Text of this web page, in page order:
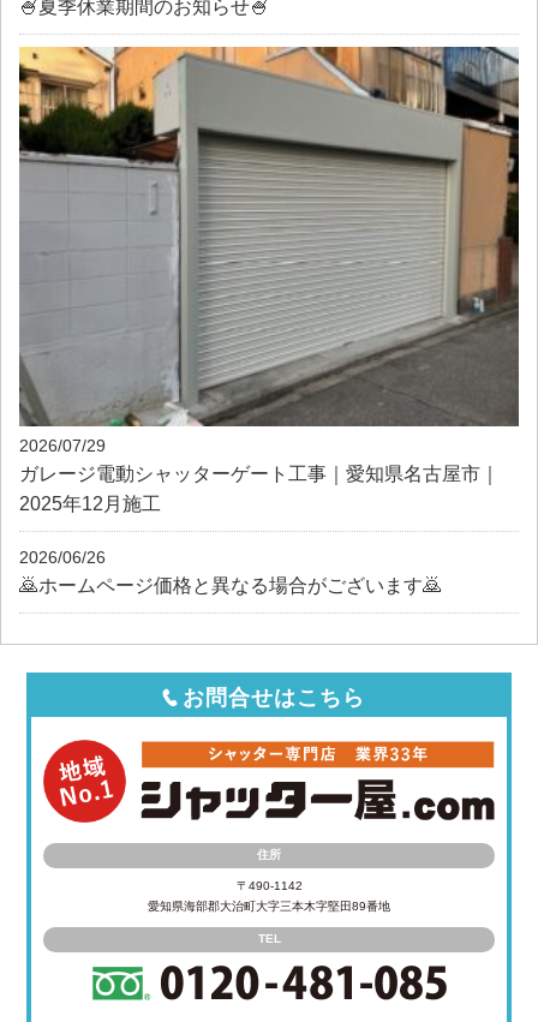
🍧夏季休業期間のお知らせ🍧
2026/07/29
ガレージ電動シャッターゲート工事｜愛知県名古屋市｜
2025年12月施工
2026/06/26
🙇ホームページ価格と異なる場合がございます🙇
お問合せはこちら
住所
〒490-1142
愛知県海部郡大治町大字三本木字堅田89番地
TEL